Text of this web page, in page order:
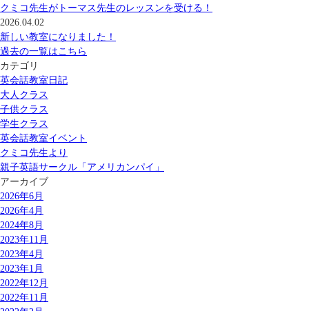
クミコ先生がトーマス先生のレッスンを受ける！
2026.04.02
新しい教室になりました！
過去の一覧はこちら
カテゴリ
英会話教室日記
大人クラス
子供クラス
学生クラス
英会話教室イベント
クミコ先生より
親子英語サークル「アメリカンパイ」
アーカイブ
2026年6月
2026年4月
2024年8月
2023年11月
2023年4月
2023年1月
2022年12月
2022年11月